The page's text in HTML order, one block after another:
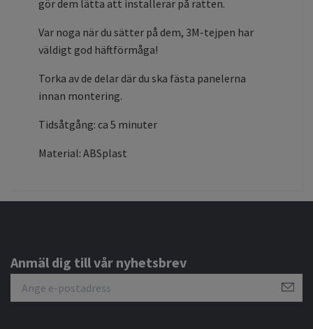
gör dem lätta att installerar på ratten.
Var noga när du sätter på dem, 3M-tejpen har
väldigt god häftförmåga!
Torka av de delar där du ska fästa panelerna
innan montering.
Tidsåtgång: ca 5 minuter
Material: ABSplast
Anmäl dig till vår nyhetsbrev